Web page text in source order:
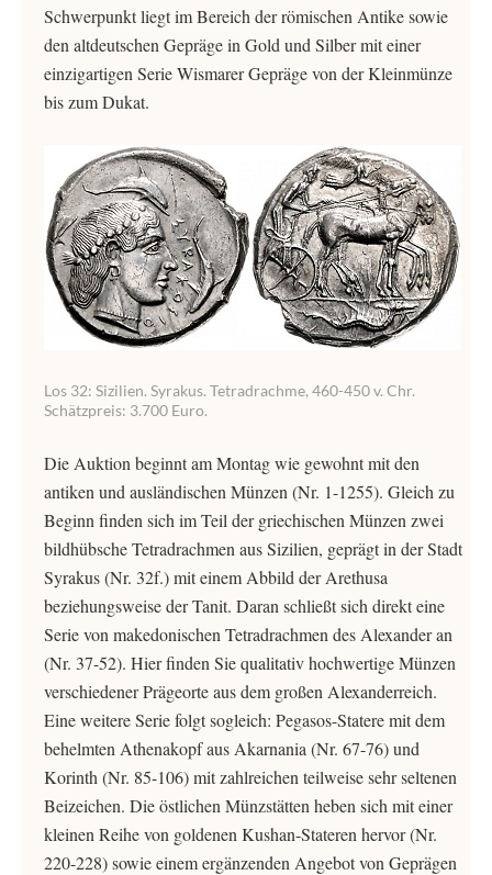
Schwerpunkt liegt im Bereich der römischen Antike sowie
den altdeutschen Gepräge in Gold und Silber mit einer
einzigartigen Serie Wismarer Gepräge von der Kleinmünze
bis zum Dukat.
Los 32: Sizilien. Syrakus. Tetradrachme, 460-450 v. Chr.
Schätzpreis: 3.700 Euro.
Die Auktion beginnt am Montag wie gewohnt mit den
antiken und ausländischen Münzen (Nr. 1-1255). Gleich zu
Beginn finden sich im Teil der griechischen Münzen zwei
bildhübsche Tetradrachmen aus Sizilien, geprägt in der Stadt
Syrakus (Nr. 32f.) mit einem Abbild der Arethusa
beziehungsweise der Tanit. Daran schließt sich direkt eine
Serie von makedonischen Tetradrachmen des Alexander an
(Nr. 37-52). Hier finden Sie qualitativ hochwertige Münzen
verschiedener Prägeorte aus dem großen Alexanderreich.
Eine weitere Serie folgt sogleich: Pegasos-Statere mit dem
behelmten Athenakopf aus Akarnania (Nr. 67-76) und
Korinth (Nr. 85-106) mit zahlreichen teilweise sehr seltenen
Beizeichen. Die östlichen Münzstätten heben sich mit einer
kleinen Reihe von goldenen Kushan-Stateren hervor (Nr.
220-228) sowie einem ergänzenden Angebot von Geprägen